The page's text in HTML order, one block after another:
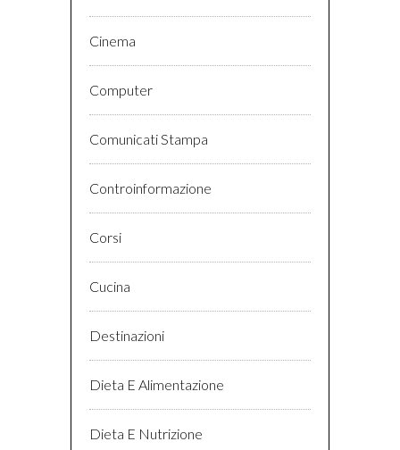
Cinema
Computer
Comunicati Stampa
Controinformazione
Corsi
Cucina
Destinazioni
Dieta E Alimentazione
Dieta E Nutrizione